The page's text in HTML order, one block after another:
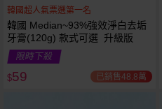
韓國超人氣票選第一名
韓國 Median~93%強效淨白去垢
牙膏(120g) 款式可選 升級版
限時下殺
$59 已銷售48.8萬